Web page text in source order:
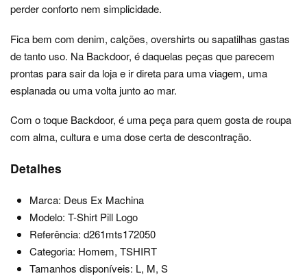
perder conforto nem simplicidade.
Fica bem com denim, calções, overshirts ou sapatilhas gastas
de tanto uso. Na Backdoor, é daquelas peças que parecem
prontas para sair da loja e ir direta para uma viagem, uma
esplanada ou uma volta junto ao mar.
Com o toque Backdoor, é uma peça para quem gosta de roupa
com alma, cultura e uma dose certa de descontração.
Detalhes
Marca: Deus Ex Machina
Modelo: T-Shirt Pill Logo
Referência: d261mts172050
Categoria: Homem, TSHIRT
Tamanhos disponíveis: L, M, S